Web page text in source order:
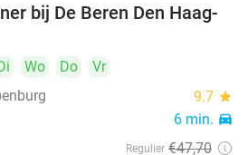
46%
bij De Beren Den Haag-
Wo Do
Vr
9.7 star
6 min. directions_car
Regulier €47,70